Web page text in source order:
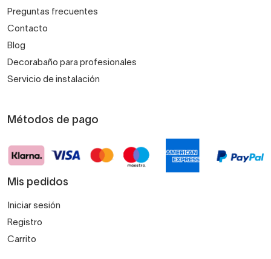
Preguntas frecuentes
Contacto
Blog
Decorabaño para profesionales
Servicio de instalación
Métodos de pago
Mis pedidos
Iniciar sesión
Registro
Carrito